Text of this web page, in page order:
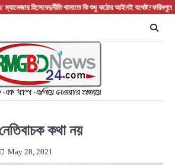
দুর্নীতি থামাতে কি শুধু কঠোর আইনই যথেষ্ট?ফরিদপুরের আলফাডাঙ্গায়
কথা নয়
May 28, 2021